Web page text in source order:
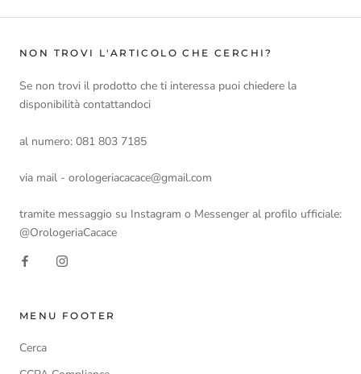
NON TROVI L'ARTICOLO CHE CERCHI?
Se non trovi il prodotto che ti interessa puoi chiedere la
disponibilità contattandoci
al numero: 081 803 7185
via mail - orologeriacacace@gmail.com
tramite messaggio su Instagram o Messenger al profilo ufficiale:
@OrologeriaCacace
MENU FOOTER
Cerca